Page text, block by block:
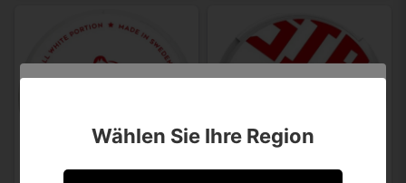
Leider können Sie Ihre Daten nicht selbst ändern.
Wählen Sie Ihre Region